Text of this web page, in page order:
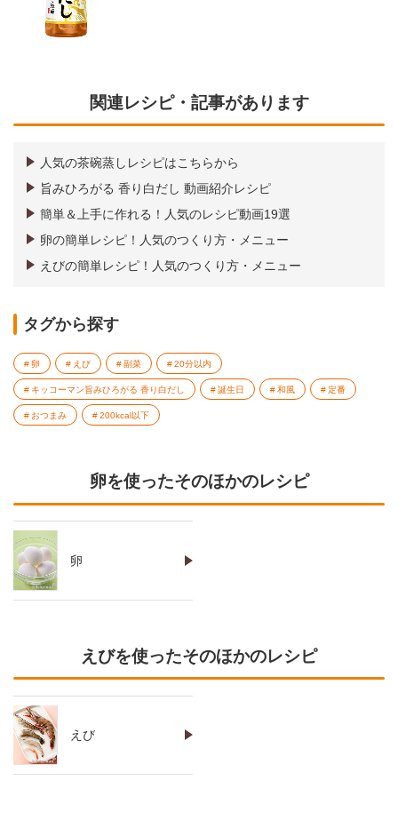
関連レシピ・記事があります
人気の茶碗蒸しレシピはこちらから
旨みひろがる 香り白だし 動画紹介レシピ
簡単＆上手に作れる！人気のレシピ動画19選
卵の簡単レシピ！人気のつくり方・メニュー
えびの簡単レシピ！人気のつくり方・メニュー
タグから探す
卵 えび 副菜 20分以内
キッコーマン旨みひろがる 香り白だし 誕生日 和風 定番
おつまみ 200kcal以下
卵を使ったそのほかのレシピ
卵
えびを使ったそのほかのレシピ
えび